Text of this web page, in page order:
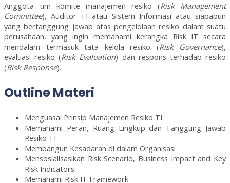
Anggota tim komite manajemen resiko (Risk Management
Committee), Auditor TI atau Sistem Informasi atau siapapun
yang bertanggung jawab atas pengelolaan resiko dalam suatu
perusahaan, yang ingin memahami kerangka Risk IT secara
mendalam termasuk tata kelola resiko (Risk Governance),
evaluasi resiko (Risk Evaluation) dan respons terhadap resiko
(Risk Response).
Outline Materi
Menguasai Prinsip Manajemen Resiko TI
Memahami Peran, Ruang Lingkup dan Tanggung Jawab
Resiko TI
Membangun Kesadaran di dalam Organisasi
Mensosialisasikan Risk Scenario, Business Impact and Key
Risk Indicators
Memahami Risk IT Framework